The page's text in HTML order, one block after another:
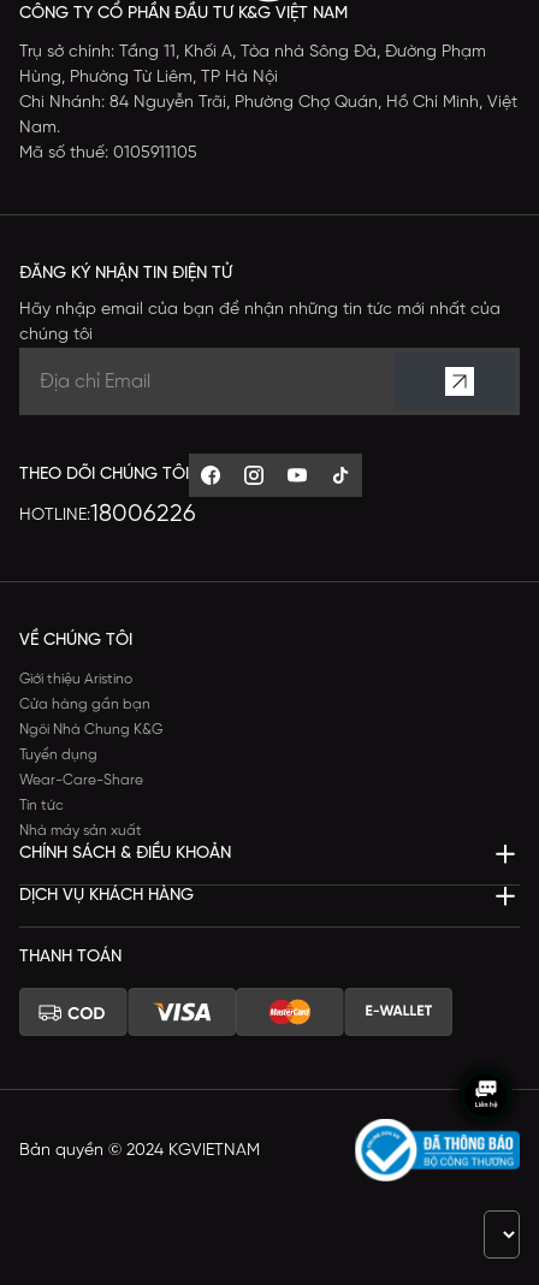
CÔNG TY CỔ PHẦN ĐẦU TƯ K&G VIỆT NAM
Trụ sở chính: Tầng 11, Khối A, Tòa nhà Sông Đà, Đường Phạm
Hùng, Phường Từ Liêm, TP Hà Nội
Chi Nhánh: 84 Nguyễn Trãi, Phường Chợ Quán, Hồ Chí Minh, Việt
Nam.
Mã số thuế: 0105911105
ĐĂNG KÝ NHẬN TIN ĐIỆN TỬ
Hãy nhập email của bạn để nhận những tin tức mới nhất của
chúng tôi
THEO DÕI CHÚNG TÔI
HOTLINE:18006226
VỀ CHÚNG TÔI
Giới thiệu Aristino
Cửa hàng gần bạn
Ngôi Nhà Chung K&G
Tuyển dụng
Wear-Care-Share
Tin tức
Nhà máy sản xuất
CHÍNH SÁCH & ĐIỀU KHOẢN
DỊCH VỤ KHÁCH HÀNG
THANH TOÁN
Bản quyền © 2024 KGVIETNAM